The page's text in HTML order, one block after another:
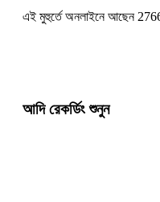
এই মুহুর্তে অনলাইনে আছেন
আদি রেকর্ডিং শুনুন